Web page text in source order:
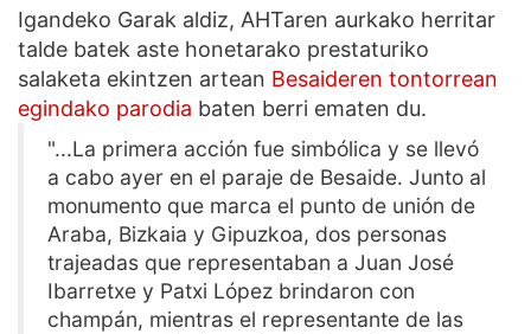
Igandeko Garak aldiz, AHTaren aurkako herritar
talde batek aste honetarako prestaturiko
salaketa ekintzen artean Besaideren tontorrean
egindako parodia baten berri ematen du.
"...La primera acción fue simbólica y se llevó
a cabo ayer en el paraje de Besaide. Junto al
monumento que marca el punto de unión de
Araba, Bizkaia y Gipuzkoa, dos personas
trajeadas que representaban a Juan José
Ibarretxe y Patxi López brindaron con
champán, mientras el representante de las